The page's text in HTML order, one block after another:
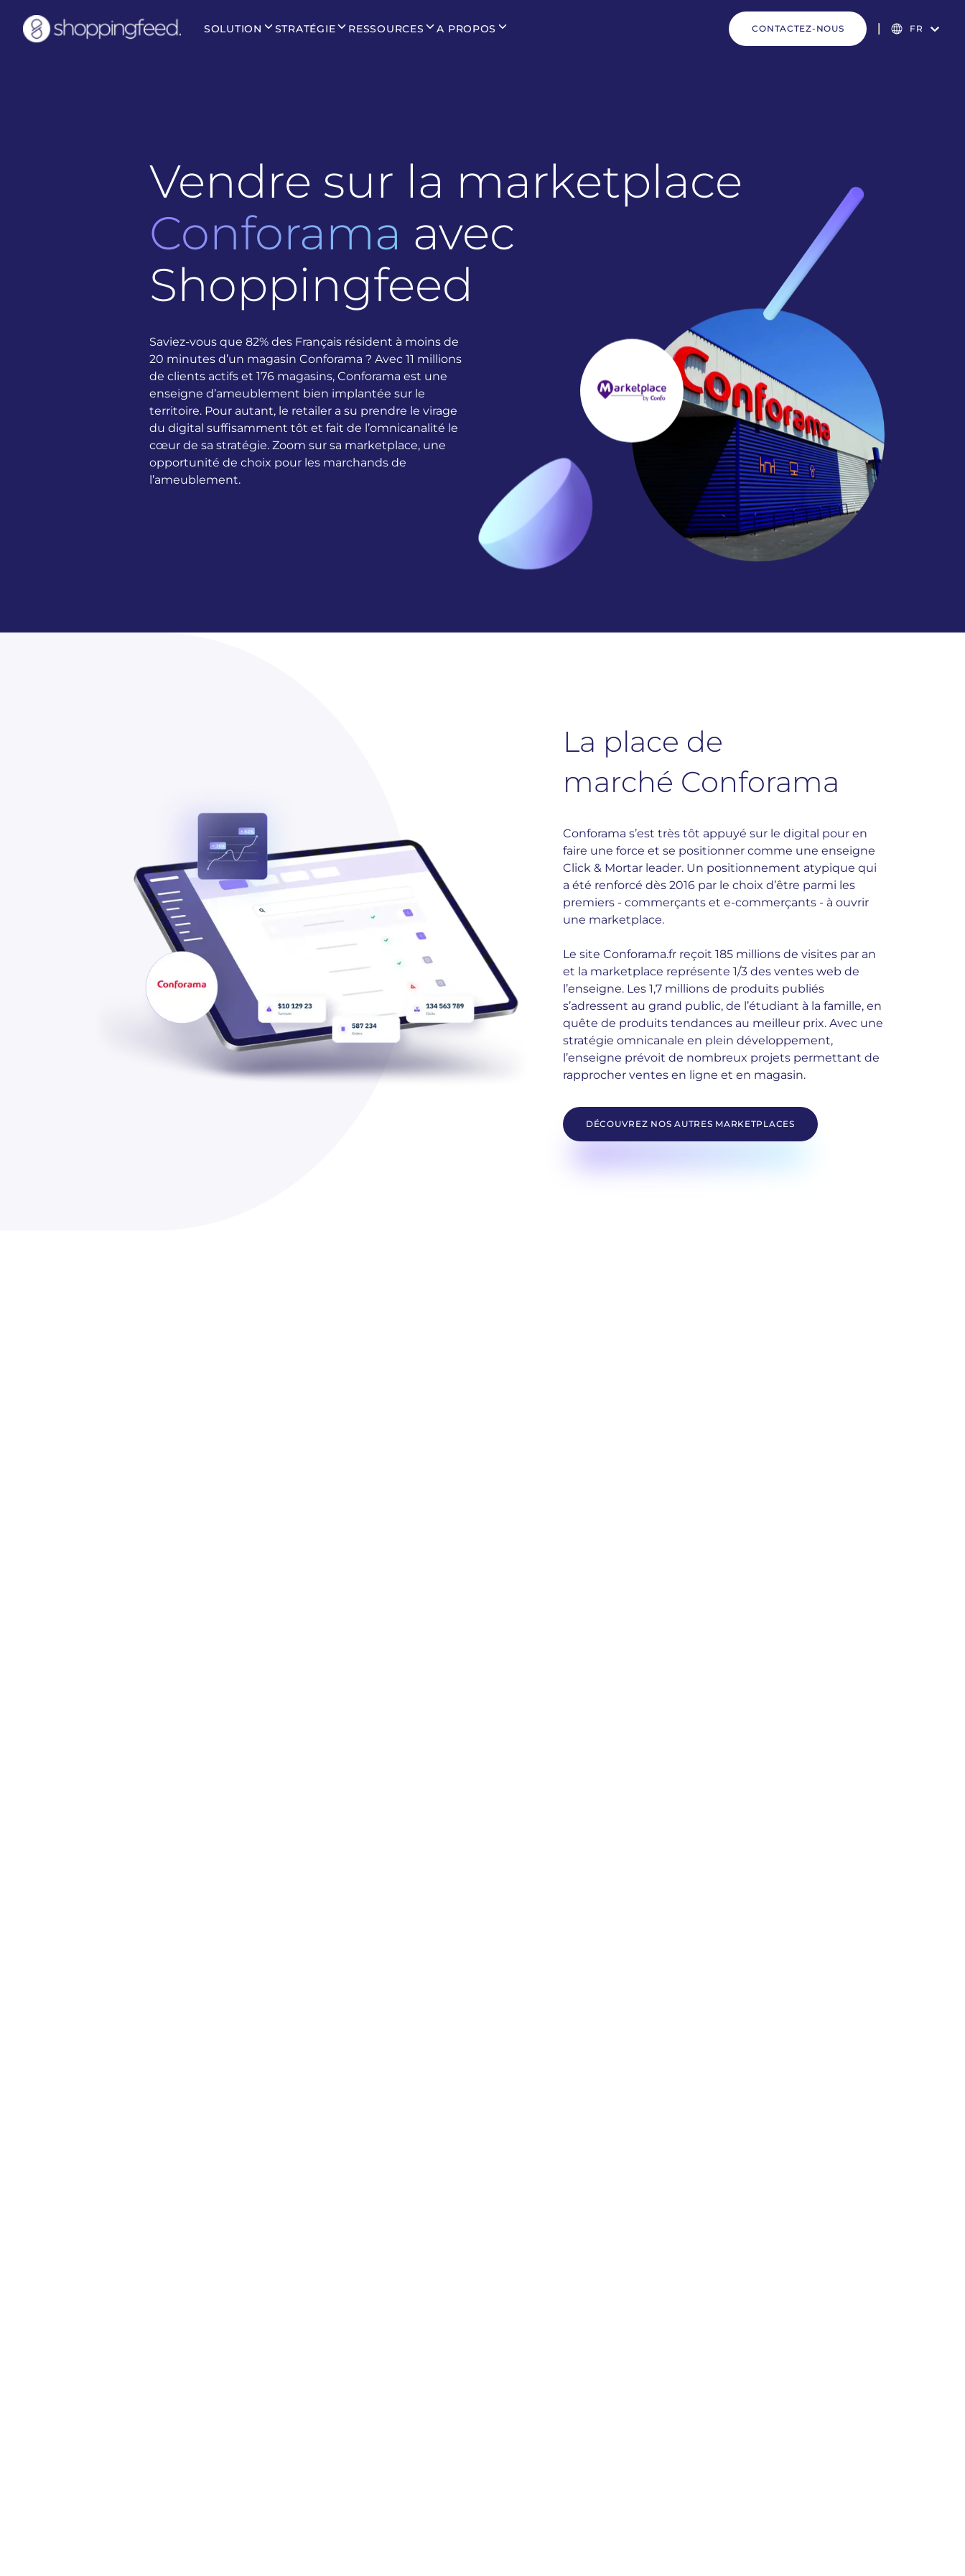
SOLUTION STRATÉGIE RESSOURCES A PROPOS CONTACTEZ-NOUS FR
Vendre sur la marketplace
Conforama avec
Shoppingfeed
Saviez-vous que 82% des Français résident à moins de
20 minutes d’un magasin Conforama ? Avec 11 millions
de clients actifs et 176 magasins, Conforama est une
enseigne d’ameublement bien implantée sur le
territoire. Pour autant, le retailer a su prendre le virage
du digital suffisamment tôt et fait de l’omnicanalité le
cœur de sa stratégie. Zoom sur sa marketplace, une
opportunité de choix pour les marchands de
l’ameublement.
La place de
marché Conforama
Conforama s’est très tôt appuyé sur le digital pour en
faire une force et se positionner comme une enseigne
Click & Mortar leader. Un positionnement atypique qui
a été renforcé dès 2016 par le choix d’être parmi les
premiers - commerçants et e-commerçants - à ouvrir
une marketplace.
Le site Conforama.fr reçoit 185 millions de visites par an
et la marketplace représente 1/3 des ventes web de
l’enseigne. Les 1,7 millions de produits publiés
s’adressent au grand public, de l’étudiant à la famille, en
quête de produits tendances au meilleur prix. Avec une
stratégie omnicanale en plein développement,
l’enseigne prévoit de nombreux projets permettant de
rapprocher ventes en ligne et en magasin.
DÉCOUVREZ NOS AUTRES MARKETPLACES